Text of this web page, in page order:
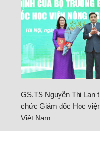
GS.TS Nguyễn Thị Lan
chức Giám đốc Học
Việt Nam